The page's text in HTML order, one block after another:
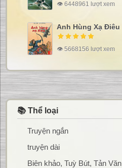
👁 6448961 lượt xem
Anh Hùng Xạ Điêu
👁 5668156 lượt xem
📚 Thể loại
Truyện ngắn
truyện dài
Biên khảo, Tuỳ Bút, Tản Văn